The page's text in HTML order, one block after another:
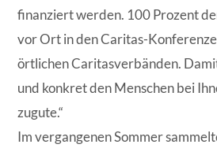
finanziert werden. 100 Prozent
vor Ort in den Caritas-
örtlichen Caritasverbänden.
und konkret den Menschen bei
zugute.“
Im vergangenen Sommer